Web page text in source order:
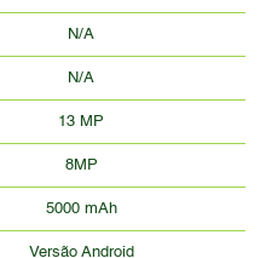
N/A
N/A
13 MP
8MP
5000 mAh
Versão Android